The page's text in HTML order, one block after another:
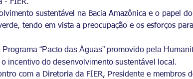
- FIER.
sustentável na Bacia Amazônica e o papel
tendo em vista a preocupação e os esforços
“Pacto das Águas” promovido pela
incentivo do desenvolvimento sustentável local.
com a Diretoria da FIER, Presidente e membros